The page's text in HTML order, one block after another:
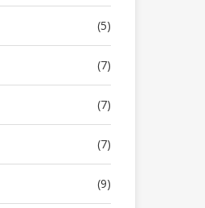
(5)
(7)
(7)
(7)
(9)